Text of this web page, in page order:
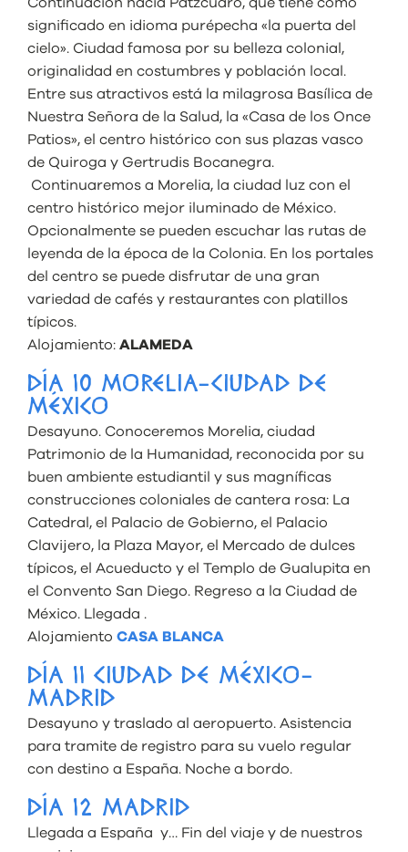
significado en idioma purépecha «la puerta del
cielo». Ciudad famosa por su belleza colonial,
originalidad en costumbres y población local.
Entre sus atractivos está la milagrosa Basílica de
Nuestra Señora de la Salud, la «Casa de los Once
Patios», el centro histórico con sus plazas vasco
de Quiroga y Gertrudis Bocanegra.
Continuaremos a Morelia, la ciudad luz con el
centro histórico mejor iluminado de México.
Opcionalmente se pueden escuchar las rutas de
leyenda de la época de la Colonia. En los portales
del centro se puede disfrutar de una gran
variedad de cafés y restaurantes con platillos
típicos.
Alojamiento: ALAMEDA
DÍA 10 MORELIA-CIUDAD DE
MÉXICO
Desayuno. Conoceremos Morelia, ciudad
Patrimonio de la Humanidad, reconocida por su
buen ambiente estudiantil y sus magníficas
construcciones coloniales de cantera rosa: La
Catedral, el Palacio de Gobierno, el Palacio
Clavijero, la Plaza Mayor, el Mercado de dulces
típicos, el Acueducto y el Templo de Gualupita en
el Convento San Diego. Regreso a la Ciudad de
México. Llegada .
Alojamiento CASA BLANCA
DÍA 11 CIUDAD DE MÉXICO-
MADRID
Desayuno y traslado al aeropuerto. Asistencia
para tramite de registro para su vuelo regular
con destino a España. Noche a bordo.
DÍA 12 MADRID
Llegada a España y… Fin del viaje y de nuestros